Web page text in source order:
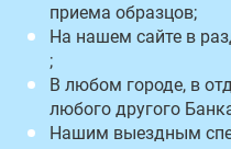
приема образцов;
На нашем сайте в
;
В любом городе, в
любого другого
Нашим выездным